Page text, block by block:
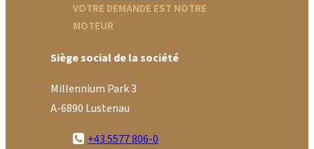
VOTRE DEMANDE EST NOTRE
MOTEUR
Siège social de la société
Millennium Park 3
A-6890 Lustenau
+43 5577 806-0